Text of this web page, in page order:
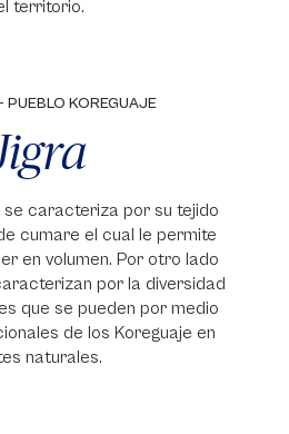
territorio.
PUEBLO KOREGUAJE
se caracteriza por su tejido
cumare el cual le permite
en volumen. Por otro lado
por la diversidad
que se pueden por medio
de los Koreguaje en
naturales.